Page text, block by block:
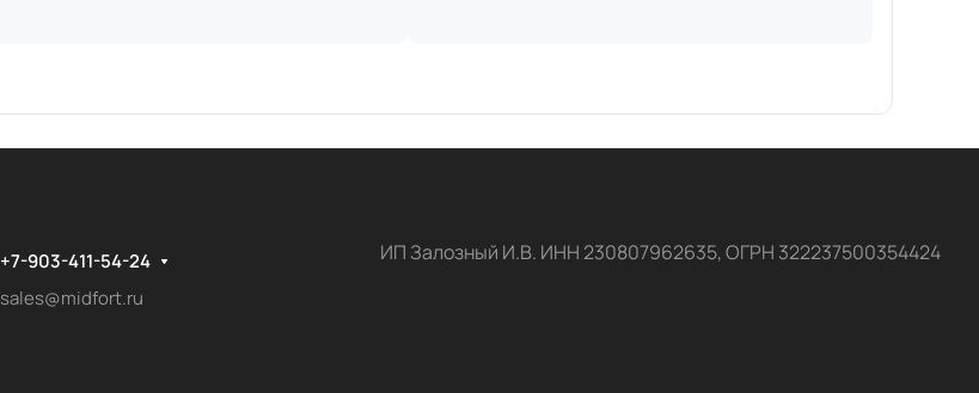
+7-903-411-54-24
sales@midfort.ru
ИП Залозный И.В. ИНН 230807962635, ОГРН 322237500354424